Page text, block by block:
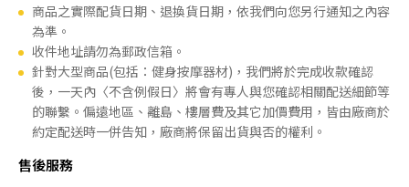
商品之實際配貨日期、退換貨日期，依我們向您另行通知之內容
為準。
收件地址請勿為郵政信箱。
針對大型商品(包括：健身按摩器材)，我們將於完成收款確認
後，一天內〈不含例假日〉將會有專人與您確認相關配送細節等
的聯繫。偏遠地區、離島、樓層費及其它加價費用，皆由廠商於
約定配送時一併告知，廠商將保留出貨與否的權利。
售後服務